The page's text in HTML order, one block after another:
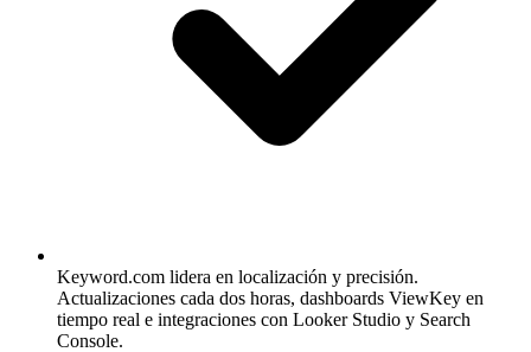
Keyword.com lidera en localización y precisión.
Actualizaciones cada dos horas, dashboards ViewKey en
tiempo real e integraciones con Looker Studio y Search
Console.